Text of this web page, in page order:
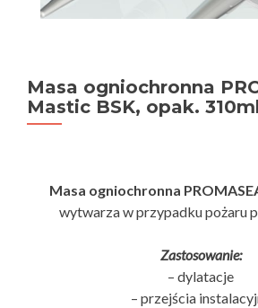
Masa ogniochronna
Mastic BSK, opak.
Masa ogniochronna
wytwarza w przypadku pożaru
Zastosowanie:
– dylatacje
– przejścia